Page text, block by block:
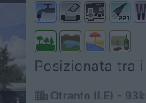
Posizionata tra
Otranto (LE) -